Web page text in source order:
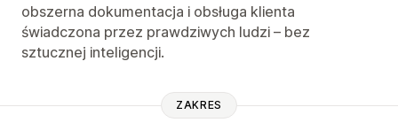
obszerna dokumentacja i obsługa klienta
świadczona przez prawdziwych ludzi – bez
sztucznej inteligencji.
ZAKRES